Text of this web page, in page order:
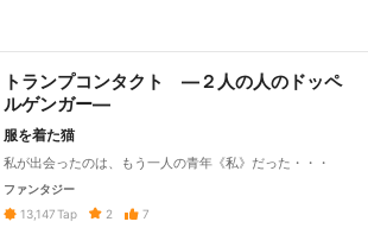
トランプコンタクト ―２人の人のドッペ
ルゲンガー―
服を着た猫
私が出会ったのは、もう一人の青年《私》だった・・・
ファンタジー
13,147 Tap 2 7